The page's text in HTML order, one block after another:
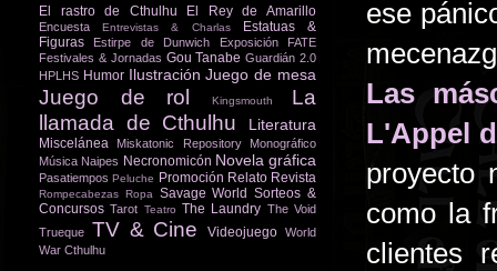
ese
Las
L'Appel
proyecto
como la
clientes
El rastro de Cthulhu El Rey de Amarillo
Encuesta Entrevistas & Charlas
Estatuas &
Figuras
Estirpe de Dunwich Exposición
FATE
Festivales & Jornadas Gou Tanabe Guardián 2.0
HPLHS Humor Ilustración Juego de mesa
Juego de rol Kingsmouth
La
llamada de Cthulhu
Literatura
Miscelánea Miskatonic Repository
Monográfico
Música Naipes Necronomicón Novela gráfica
Pasatiempos Peluche Promoción Relato Revista
Rompecabezas Ropa Savage World Sorteos &
Concursos Tarot Teatro The Laundry The Void
Trueque TV & Cine Videojuego World
War Cthulhu